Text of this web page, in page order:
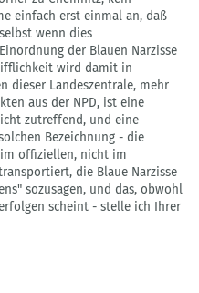
einfach erst einmal an, daß
wenn dies
der Blauen Narzisse
wird damit in
dieser Landeszentrale, mehr
aus der NPD, ist eine
zutreffend, und eine
Bezeichnung - die
offiziellen, nicht im
die Blaue Narzisse
sozusagen, und das, obwohl
scheint - stelle ich Ihrer